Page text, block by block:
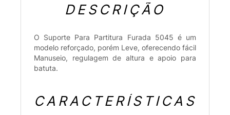
DESCRIÇÃO
O Suporte Para Partitura Furada 5045 é um
modelo reforçado, porém Leve, oferecendo fácil
Manuseio, regulagem de altura e apoio para
batuta.
CARACTERÍSTICAS